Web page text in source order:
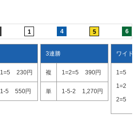
1 4 5 6
1=5 230円
1-5 550円
3連勝
複 1=2=5 390円
単 1-5-2 1,270円
ワイド
1=5
1=2
2=5